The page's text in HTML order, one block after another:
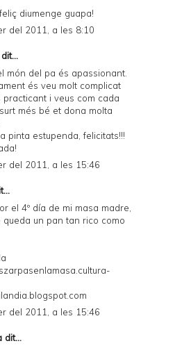
diumenge guapa!
del 2011, a les 8:10
món del pa és apassionant.
és veu molt complicat
practicant i veus com cada
més bé et dona molta
pinta estupenda, felicitats!!!
del 2011, a les 15:46
el 4º día de mi masa madre,
queda un pan tan rico como
del 2011, a les 15:46
dit...